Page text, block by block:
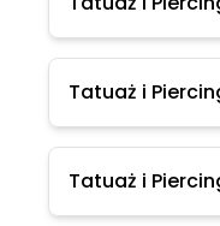
Tatuaż i
Tatuaż i